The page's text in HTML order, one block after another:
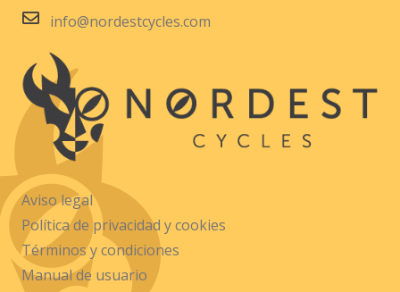
info@nordestcycles.com
Aviso legal
Política de privacidad y cookies
Términos y condiciones
Manual de usuario